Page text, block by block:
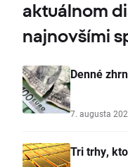
aktuálnom
najnovšími
Denné
7. augusta
Tri trhy,